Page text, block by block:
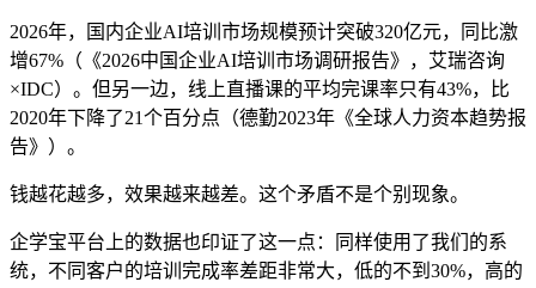
2026年，国内企业AI培训市场规模预计突破320亿元，同比激
增67% （《2026中国企业AI培训市场调研报告》，艾瑞咨询
×IDC）。但另一边，线上直播课的平均完课率只有43%，比
2020年下降了21个百分点（德勤2023年《全球人力资本趋势报
告》）。
钱越花越多，效果越来越差。这个矛盾不是个别现象。
企学宝平台上的数据也印证了这一点：同样使用了我们的系
统，不同客户的培训完成率差距非常大，低的不到 30%，高的